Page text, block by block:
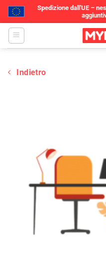
Spedizione dall'UE –
Salta
Indietro